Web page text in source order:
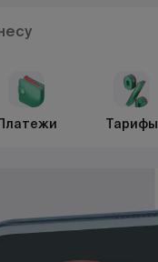
Тарифы